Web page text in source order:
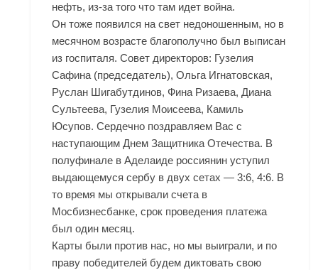
нефть, из-за того что там идет война.
Он тоже появился на свет недоношенным, но в
месячном возрасте благополучно был выписан
из госпиталя. Совет директоров: Гузелия
Сафина (председатель), Ольга Игнатовская,
Руслан Шигабутдинов, Фина Ризаева, Диана
Сультеева, Гузелия Моисеева, Камиль
Юсупов. Сердечно поздравляем Вас с
наступающим Днем Защитника Отечества. В
полуфинале в Аделаиде россиянин уступил
выдающемуся сербу в двух сетах — 3:6, 4:6. В
то время мы открывали счета в
Мосбизнесбанке, срок проведения платежа
был один месяц.
Карты были против нас, но мы выиграли, и по
праву победителей будем диктовать свою